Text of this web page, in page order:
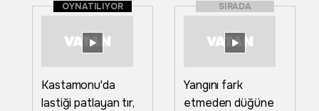
OYNATILIYOR
Kastamonu'da
lastiği patlayan tır,
SIRADA
Yangını fark
etmeden düğüne